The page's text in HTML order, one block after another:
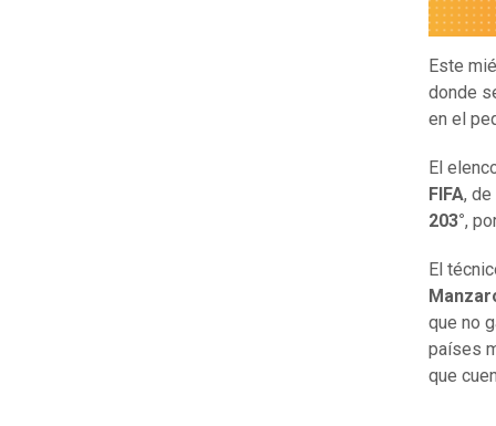
Este
donde
en el
El
FIFA,
203°,
El
que no
países
que